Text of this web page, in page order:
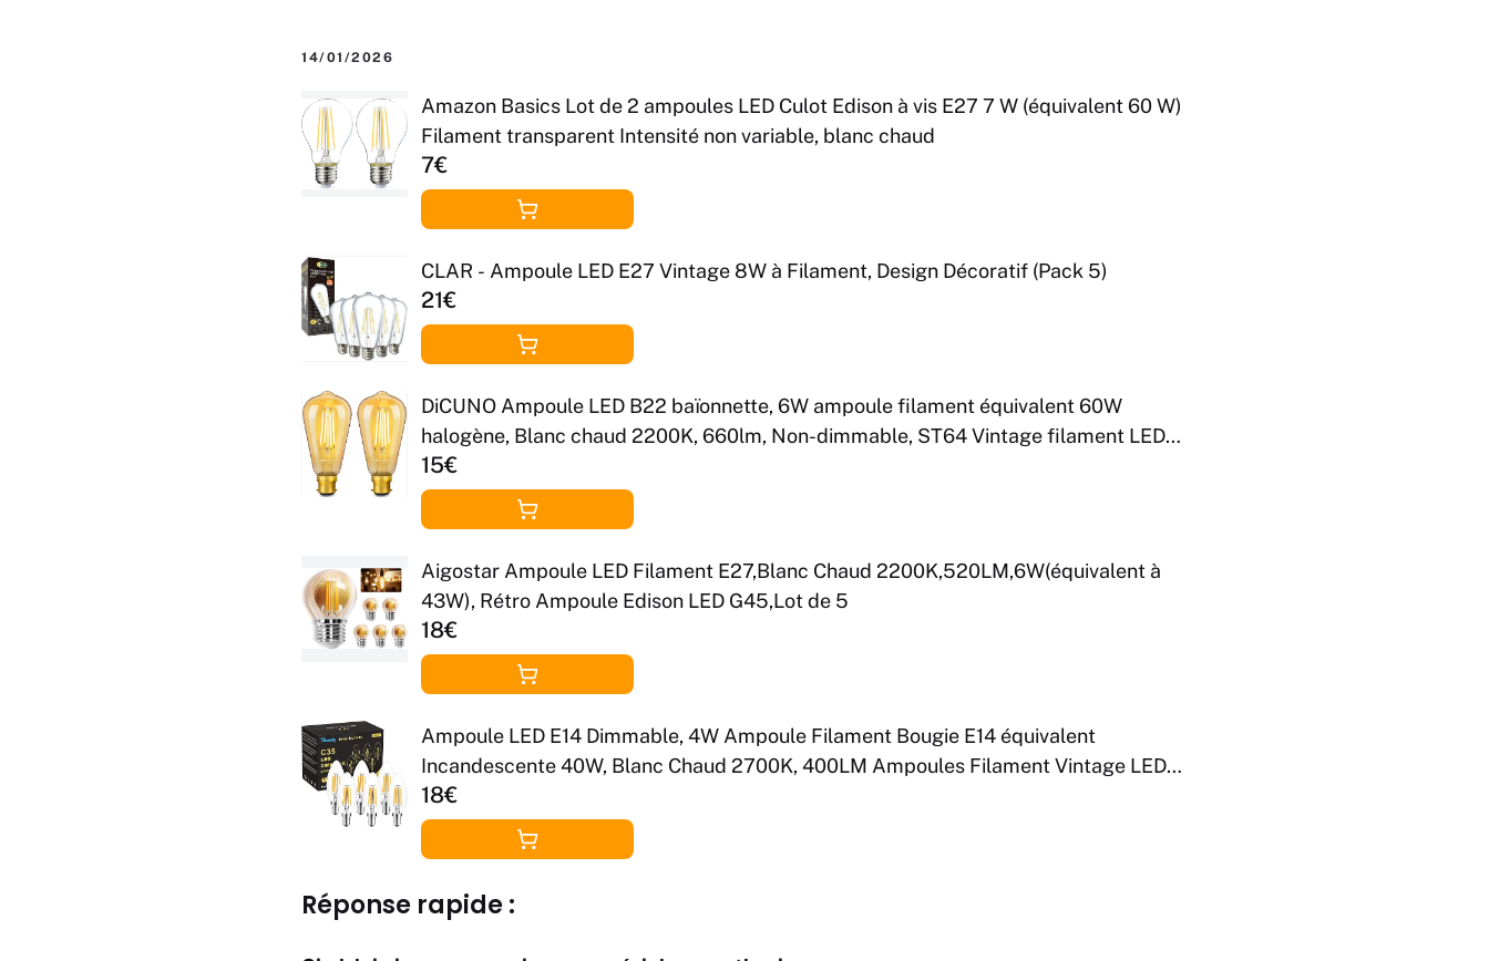
14/01/2026
Amazon Basics Lot de 2 ampoules LED Culot Edison à vis E27 7 W (équivalent 60 W)
Filament transparent Intensité non variable, blanc chaud
7€
CLAR - Ampoule LED E27 Vintage 8W à Filament, Design Décoratif (Pack 5)
21€
DiCUNO Ampoule LED B22 baïonnette, 6W ampoule filament équivalent 60W
halogène, Blanc chaud 2200K, 660lm, Non-dimmable, ST64 Vintage filament LED
pour lustre et plafonnier, 2 Pièces
15€
Aigostar Ampoule LED Filament E27,Blanc Chaud 2200K,520LM,6W(équivalent à
43W), Rétro Ampoule Edison LED G45,Lot de 5
18€
Ampoule LED E14 Dimmable, 4W Ampoule Filament Bougie E14 équivalent
Incandescente 40W, Blanc Chaud 2700K, 400LM Ampoules Filament Vintage LED
Dimmables, Lot de 6
18€
Réponse rapide :